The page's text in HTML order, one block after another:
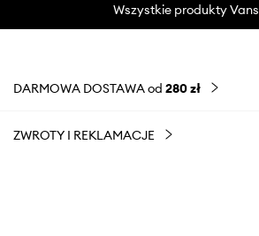
Wszystkie produkty Vans
DARMOWA DOSTAWA od 280 zł
ZWROTY I REKLAMACJE